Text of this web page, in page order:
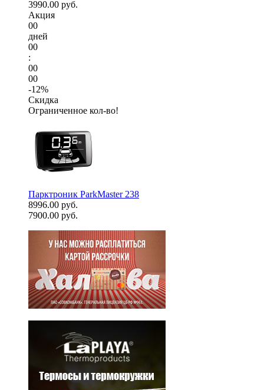
3990.00 руб.
Акция
00
дней
00
:
00
00
-12%
Скидка
Ограниченное кол-во!
Парктроник ParkMaster 238
8996.00 руб.
7900.00 руб.